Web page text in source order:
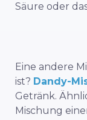
Säure oder
Eine andere
ist? Dandy-
Getränk.
Mischung